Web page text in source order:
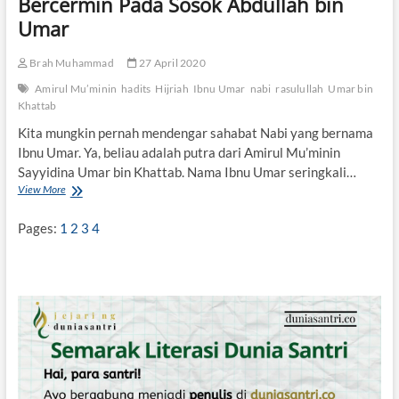
d
e
a
G
e
n
e
a
n
g
Umar
Brah Muhammad
27 April 2020
Amirul Mu’minin hadits Hijriah Ibnu Umar nabi rasulullah Umar bin
Khattab
Kita mungkin pernah mendengar sahabat Nabi yang bernama
Ibnu Umar. Ya, beliau adalah putra dari Amirul Mu’minin
Sayyidina Umar bin Khattab. Nama Ibnu Umar seringkali…
View MoreB
c
n
P
a
d
a
Pages: 1 2 3 4